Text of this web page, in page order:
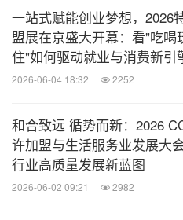
一站式赋能创业梦想，2026
盟展在京盛大开幕：看"吃喝
住"如何驱动就业与消费新引
2026-06-04 18:32 2252
和合致远 循势而新：2026
许加盟与生活服务业发展大
行业高质量发展新蓝图
2026-06-02 09:21 2982